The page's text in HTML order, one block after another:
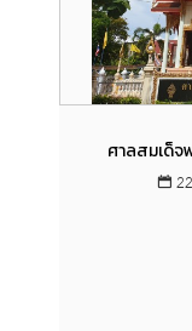
ศาลสมเด็จ